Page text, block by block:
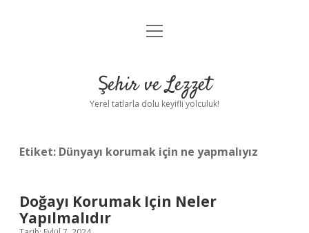
Anasayfa
Yasal Uyarı
menüyü
Şehir ve Lezzet
Yerel tatlarla dolu keyifli yolculuk!
Etiket: Dünyayı korumak için ne yapmalıyız
Doğayı Korumak Için Neler
Yapılmalıdır